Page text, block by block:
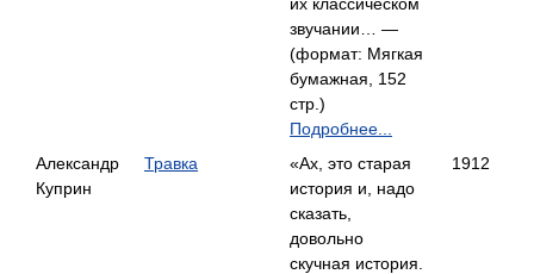
звучании… —
(формат: Мягкая
бумажная, 152
стр.)
Подробнее...
Александр
Куприн
Травка
«Ах, это старая
история и, надо
сказать,
довольно
скучная история.
1912